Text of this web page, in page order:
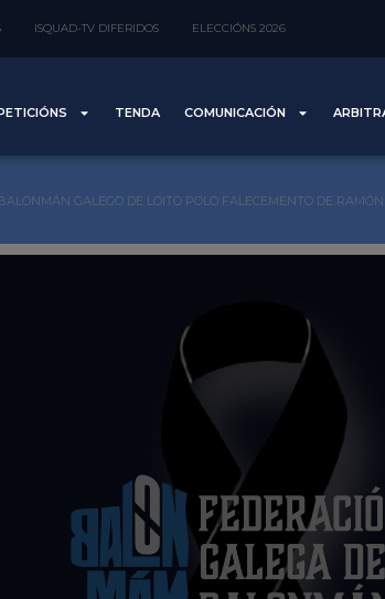
ISQUAD-TV DIFERIDOS ELECCIÓNS 2026
TENDA COMUNICACIÓN
GALEGO DE LOITO POLO FALECEMENTO DE